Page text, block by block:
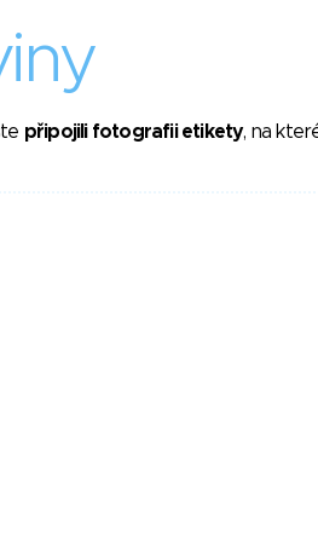
připojili fotografii etikety, na